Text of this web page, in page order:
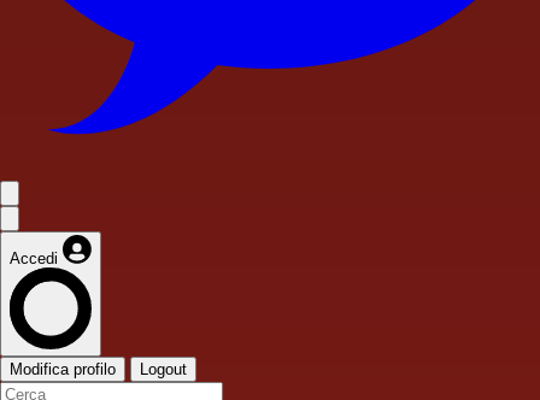
Accedi
Modifica profilo Logout